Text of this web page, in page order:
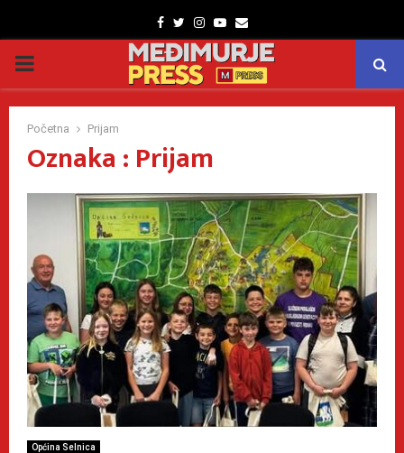
Facebook
TwitterInstagram
Youtube
Email
PRIMARY
MENU
Početna Prijam
Oznaka : Prijam
Općina Selnica